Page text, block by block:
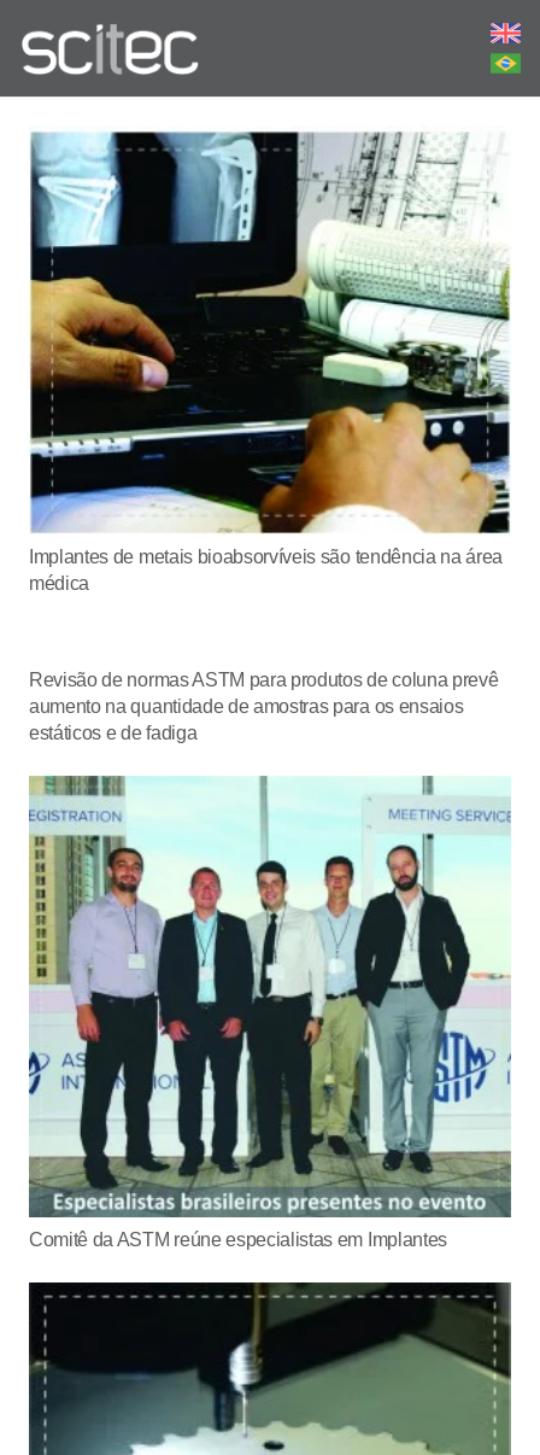
Implantes de metais bioabsorvíveis são tendência na área
médica
Revisão de normas ASTM para produtos de coluna prevê
aumento na quantidade de amostras para os ensaios
estáticos e de fadiga
Comitê da ASTM reúne especialistas em Implantes